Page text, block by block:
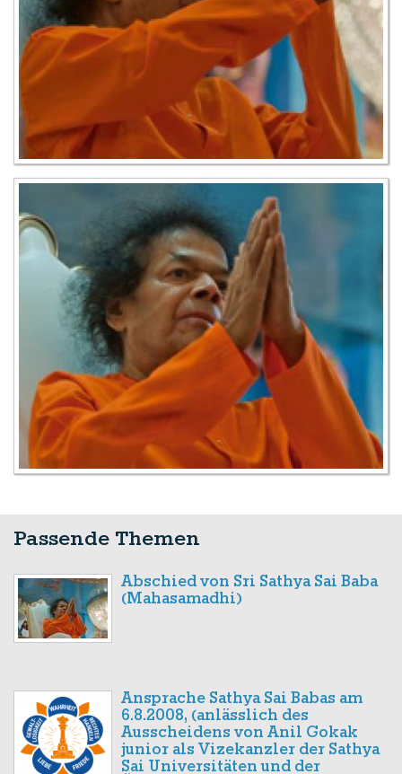
Passende Themen
Abschied von Sri Sathya Sai Baba
(Mahasamadhi)
Ansprache Sathya Sai Babas am
6.8.2008, (anlässlich des
Ausscheidens von Anil Gokak
junior als Vizekanzler der Sathya
Sai Universitäten und der